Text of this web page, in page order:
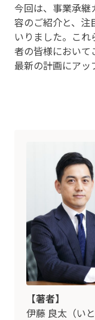
今回は、事業承継
容のご紹介と、注
いりました。こ
者の皆様において
最新の計画にアッ
【著者】
伊藤 良太（い